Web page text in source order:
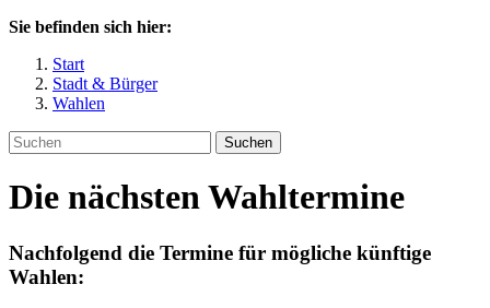
Sie befinden sich hier:
Start
Stadt & Bürger
Wahlen
Suchen
Die nächsten Wahltermine
Nachfolgend die Termine für mögliche künftige
Wahlen: